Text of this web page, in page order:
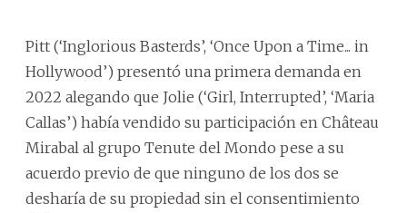
Pitt (‘Inglorious Basterds’, ‘Once Upon a Time... in
Hollywood’) presentó una primera demanda en
2022 alegando que Jolie (‘Girl, Interrupted’, ‘Maria
Callas’) había vendido su participación en Château
Mirabal al grupo Tenute del Mondo pese a su
acuerdo previo de que ninguno de los dos se
desharía de su propiedad sin el consentimiento